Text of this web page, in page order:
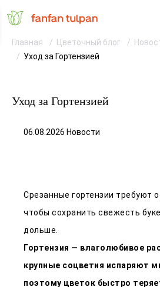
Главная Цветочный блог
Уход за Гортензией
Уход за Гортензией
06.08.2026 Новости
Срезанные гортензии требуют
чтобы сохранить свежесть
дольше.
Гортензия — влаголюбивое
крупные соцветия испаряют
поэтому цветок быстро